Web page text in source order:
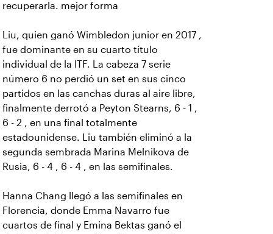
recuperarla. mejor forma
Liu, quien ganó Wimbledon junior en 2017 ,
fue dominante en su cuarto título
individual de la ITF. La cabeza 7 serie
número 6 no perdió un set en sus cinco
partidos en las canchas duras al aire libre,
finalmente derrotó a Peyton Stearns, 6 - 1 ,
6 - 2 , en una final totalmente
estadounidense. Liu también eliminó a la
segunda sembrada Marina Melnikova de
Rusia, 6 - 4 , 6 - 4 , en las semifinales.
Hanna Chang llegó a las semifinales en
Florencia, donde Emma Navarro fue
cuartos de final y Emina Bektas ganó el